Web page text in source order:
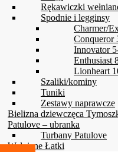
Rękawiczki
Spodnie i legginsy
Charmer/
Conqueror
Innovator
Enthusiast
Lionheart
Szaliki/kominy
Tuniki
Zestawy naprawcze
Bielizna dziewczęca
Patulove – ubranka
Turbany Patulove
Wełniane Łatki